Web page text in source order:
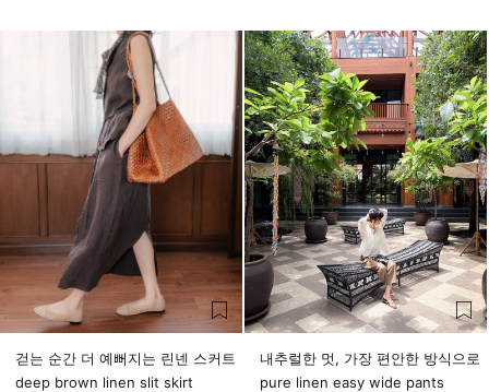
걷는 순간 더 예뻐지는 린넨 스커트
deep brown linen slit skirt
내추럴한 멋, 가장 편안한 방식으로
pure linen easy wide pants